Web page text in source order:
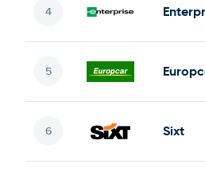
Sixt